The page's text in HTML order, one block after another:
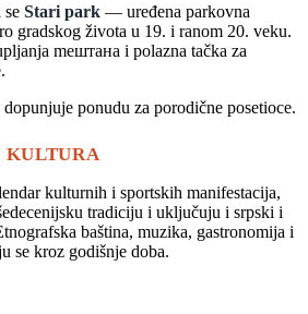
se Stari park — uređena parkovna
gradskog života u 19. i ranom 20. veku.
mештана i polazna tačka za
ponudu za porodične posetioce.
kulturnih i sportskih manifestacija,
tradiciju i uključuju i srpski i
baština, muzika, gastronomija i
se kroz godišnje doba.